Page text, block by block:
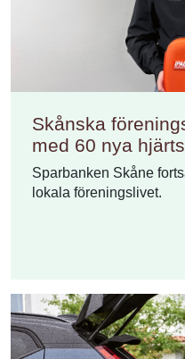
Skånska
med 60 nya
Sparbanken Skåne
lokala föreningslivet.